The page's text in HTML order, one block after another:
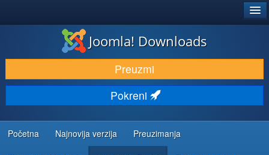
PREUZIMANJE I PROŠIRENJA (EKSTENZIJE)
OTKRIJTE I NAUČITE
ZAJEDNICA I PODRŠKA
RESURSI ZA RAZVOJ
Joomla! Downloads
Preuzmi
Pokreni
Početna Najnovija verzija Preuzimanja